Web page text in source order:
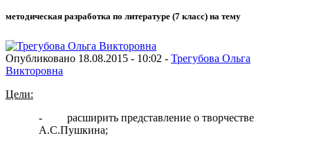
методическая разработка по литературе (7 класс) на тему
Опубликовано 18.08.2015 - 10:02 - Трегубова Ольга
Викторовна
Цели:
- расширить представление о творчестве
А.С.Пушкина;